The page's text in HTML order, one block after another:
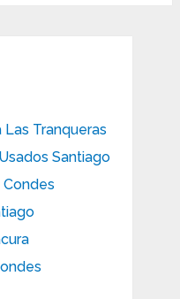
Tranqueras
Santiago